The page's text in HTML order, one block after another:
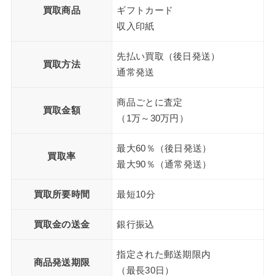
買取商品
ギフトカード
収入印紙
買取方法
先払い買取（後日発送）
通常発送
買取金額
商品ごとに査定
（1万～30万円）
買取率
最大60％（後日発送）
最大90％（通常発送）
買取所要時間 最短10分
買取金の送金 銀行振込
商品発送期限
指定された郵送期限内
（最長30日）